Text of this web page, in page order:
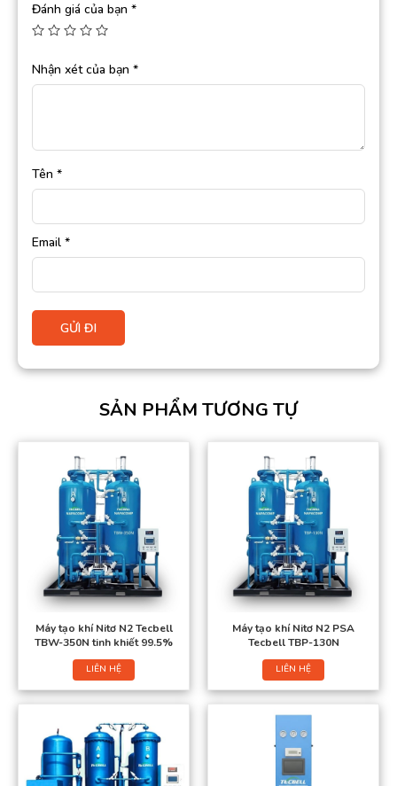
Đánh giá của bạn *
Nhận xét của bạn *
Tên *
Email *
SẢN PHẨM TƯƠNG TỰ
Máy tạo khí Nitơ N2 Tecbell
TBW-350N tinh khiết 99.5%
LIÊN HỆ
Máy tạo khí Nitơ N2 PSA
Tecbell TBP-130N
LIÊN HỆ